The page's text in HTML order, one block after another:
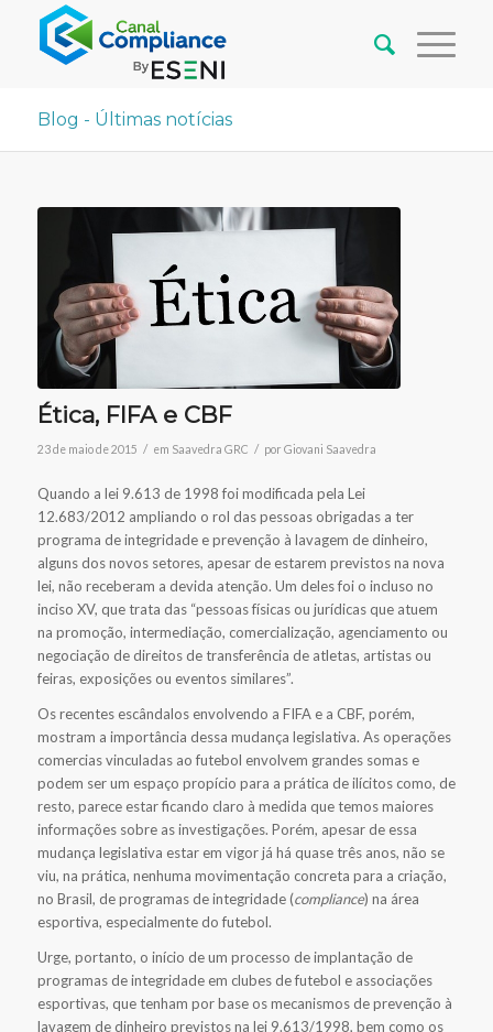
Blog - Últimas notícias
Ética, FIFA e CBF
23 de maio de 2015 / em Saavedra GRC / por Giovani Saavedra
Quando a lei 9.613 de 1998 foi modificada pela Lei
12.683/2012 ampliando o rol das pessoas obrigadas a ter
programa de integridade e prevenção à lavagem de dinheiro,
alguns dos novos setores, apesar de estarem previstos na nova
lei, não receberam a devida atenção. Um deles foi o incluso no
inciso XV, que trata das “pessoas físicas ou jurídicas que atuem
na promoção, intermediação, comercialização, agenciamento ou
negociação de direitos de transferência de atletas, artistas ou
feiras, exposições ou eventos similares”.
Os recentes escândalos envolvendo a FIFA e a CBF, porém,
mostram a importância dessa mudança legislativa. As operações
comercias vinculadas ao futebol envolvem grandes somas e
podem ser um espaço propício para a prática de ilícitos como, de
resto, parece estar ficando claro à medida que temos maiores
informações sobre as investigações. Porém, apesar de essa
mudança legislativa estar em vigor já há quase três anos, não se
viu, na prática, nenhuma movimentação concreta para a criação,
no Brasil, de programas de integridade (compliance) na área
esportiva, especialmente do futebol.
Urge, portanto, o início de um processo de implantação de
programas de integridade em clubes de futebol e associações
esportivas, que tenham por base os mecanismos de prevenção à
lavagem de dinheiro previstos na lei 9.613/1998, bem como os